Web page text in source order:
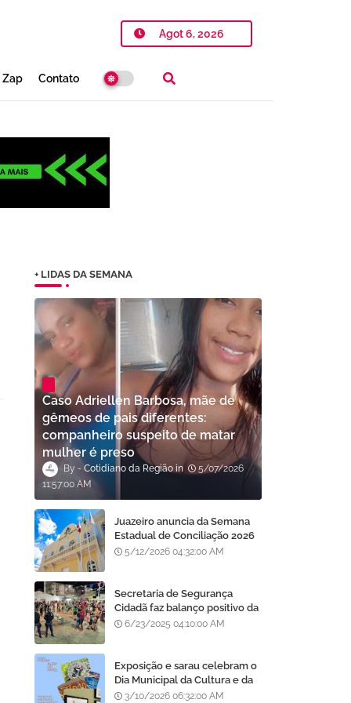
Agot 6, 2026
Zap Contato
+ LIDAS DA SEMANA
Caso Adriellen Barbosa, mãe de
gêmeos de pais diferentes:
companheiro suspeito de matar
mulher é preso
Cotidiano da Região
5/07/2026
11:57:00 AM
Juazeiro anuncia da Semana
Estadual de Conciliação 2026
com oportunidade para
5/12/2026 04:32:00 AM
Secretaria de Segurança
Cidadã faz balanço positivo da
atuação da GCM de Juazeiro
6/23/2025 04:10:00 AM
Exposição e sarau celebram o
Dia Municipal da Cultura e da
Poesia Manuca Almeida em
3/10/2026 06:32:00 AM